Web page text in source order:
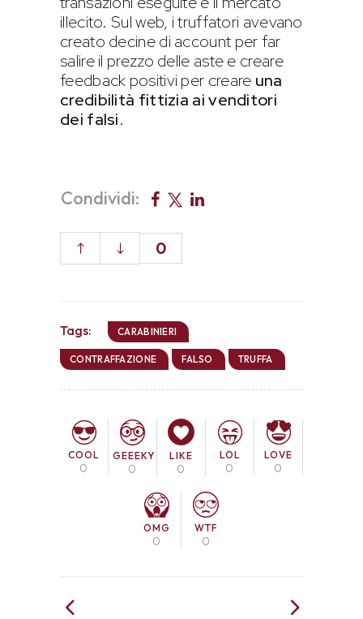
illecito. Sul web, i truffatori avevano
creato decine di account per far
salire il prezzo delle aste e creare
feedback positivi per creare una
credibilità fittizia ai venditori
dei falsi.
Condividi:
0
Tags: CARABINIERI
CONTRAFFAZIONE FALSO TRUFFA
COOL
0
GEEEKY
0
LIKE
0
LOL
0
LOVE
0
OMG
0
WTF
0